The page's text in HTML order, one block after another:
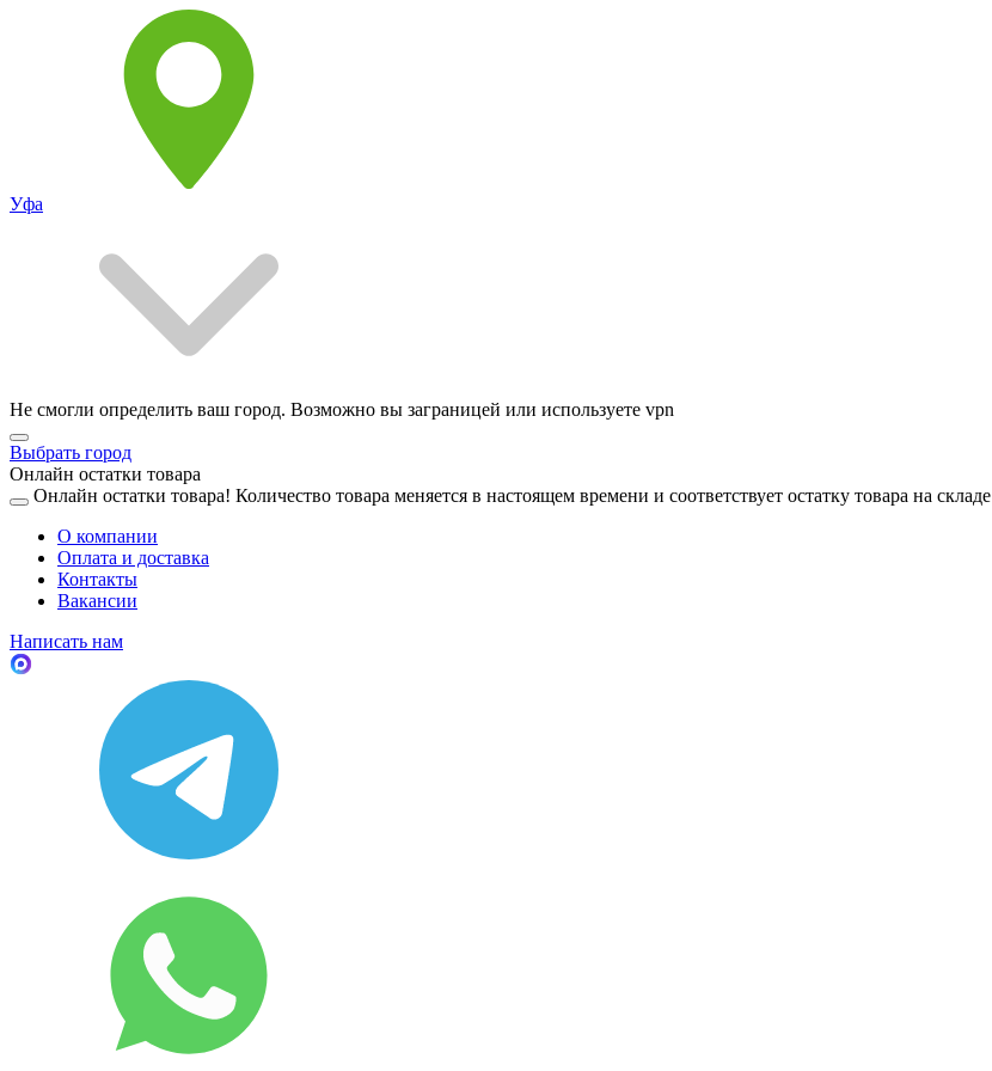
Уфа
Не смогли определить ваш город. Возможно вы заграницей или используете vpn
Выбрать город
Онлайн остатки товара
Онлайн остатки товара! Количество товара меняется в настоящем времени и соответствует остатку товара на складе
О компании
Оплата и доставка
Контакты
Вакансии
Написать нам